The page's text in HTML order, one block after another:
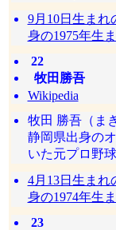
9月10日生まれ
身の1975年生
22
牧田勝吾
Wikipedia
牧田 勝吾（ま
静岡県出身の
いた元プロ野球
4月13日生まれ
身の1974年生
23